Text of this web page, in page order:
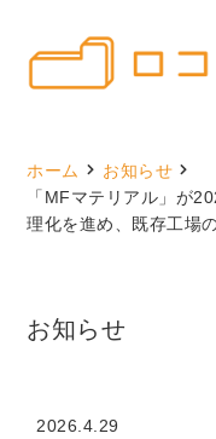
ホーム
お知らせ
「MFマテリアル」が
理化を進め、既存工場
お知らせ
2026.4.29